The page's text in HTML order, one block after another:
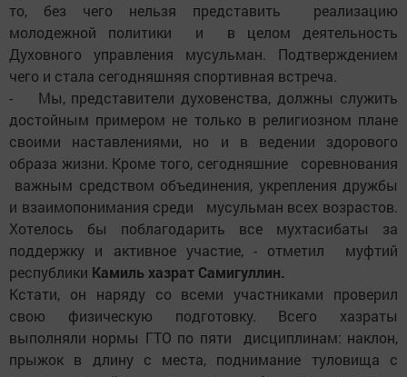
то, без чего нельзя представить реализацию
молодежной политики и в целом деятельность
Духовного управления мусульман. Подтверждением
чего и стала сегодняшняя спортивная встреча.
- Мы, представители духовенства, должны служить
достойным примером не только в религиозном плане
своими наставлениями, но и в ведении здорового
образа жизни. Кроме того, сегодняшние соревнования
важным средством объединения, укрепления дружбы
и взаимопонимания среди мусульман всех возрастов.
Хотелось бы поблагодарить все мухтасибаты за
поддержку и активное участие, - отметил муфтий
республики Камиль хазрат Самигуллин.
Кстати, он наряду со всеми участниками проверил
свою физическую подготовку. Всего хазраты
выполняли нормы ГТО по пяти дисциплинам: наклон,
прыжок в длину с места, поднимание туловища с